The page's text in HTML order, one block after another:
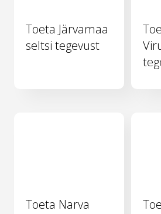
Toeta Järvamaa
seltsi tegevust
Toeta Narva